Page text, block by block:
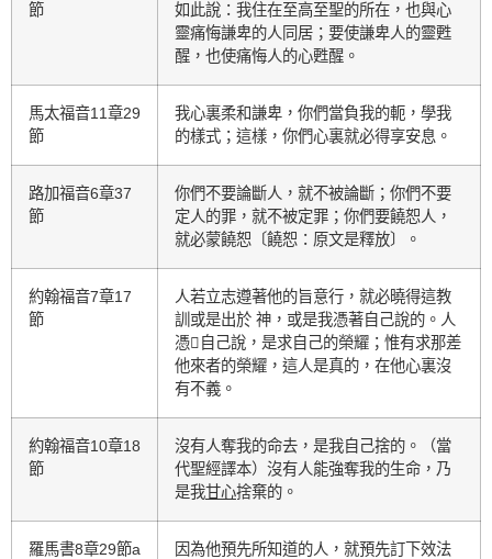
節
如此說：我住在至高至聖的所在，也與心
靈痛悔謙卑的人同居；要使謙卑人的靈甦
醒，也使痛悔人的心甦醒。
馬太福音11章29
節
我心裏柔和謙卑，你們當負我的軛，學我
的樣式；這樣，你們心裏就必得享安息。
路加福音6章37
節
你們不要論斷人，就不被論斷；你們不要
定人的罪，就不被定罪；你們要饒恕人，
就必蒙饒恕〔饒恕：原文是釋放〕。
約翰福音7章17
節
人若立志遵著他的旨意行，就必曉得這教
訓或是出於 神，或是我憑著自己說的。人
憑自己說，是求自己的榮耀；惟有求那差
他來者的榮耀，這人是真的，在他心裏沒
有不義。
約翰福音10章18
節
沒有人奪我的命去，是我自己捨的。（當
代聖經譯本）沒有人能強奪我的生命，乃
是我甘心捨棄的。
羅馬書8章29節a
因為他預先所知道的人，就預先訂下效法